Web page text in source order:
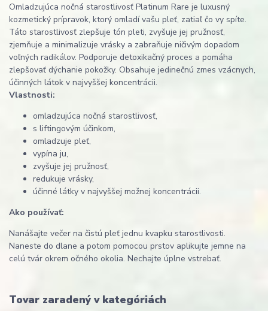
Omladzujúca nočná starostlivosť Platinum Rare je luxusný
kozmetický prípravok, ktorý omladí vašu pleť, zatiaľ čo vy spíte.
Táto starostlivosť zlepšuje tón pleti, zvyšuje jej pružnosť,
zjemňuje a minimalizuje vrásky a zabraňuje ničivým dopadom
voľných radikálov. Podporuje detoxikačný proces a pomáha
zlepšovať dýchanie pokožky. Obsahuje jedinečnú zmes vzácnych,
účinných látok v najvyššej koncentrácii.
Vlastnosti:
omladzujúca nočná starostlivosť,
s liftingovým účinkom,
omladzuje pleť,
vypína ju,
zvyšuje jej pružnosť,
redukuje vrásky,
účinné látky v najvyššej možnej koncentrácii.
Ako používať:
Nanášajte večer na čistú pleť jednu kvapku starostlivosti.
Naneste do dlane a potom pomocou prstov aplikujte jemne na
celú tvár okrem očného okolia. Nechajte úplne vstrebať.
Tovar zaradený v kategóriách